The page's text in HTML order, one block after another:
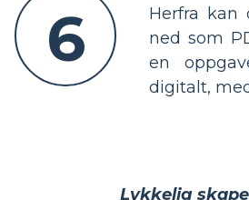
6
Herfra kan
ned som
en
digitalt,
Lykkelig